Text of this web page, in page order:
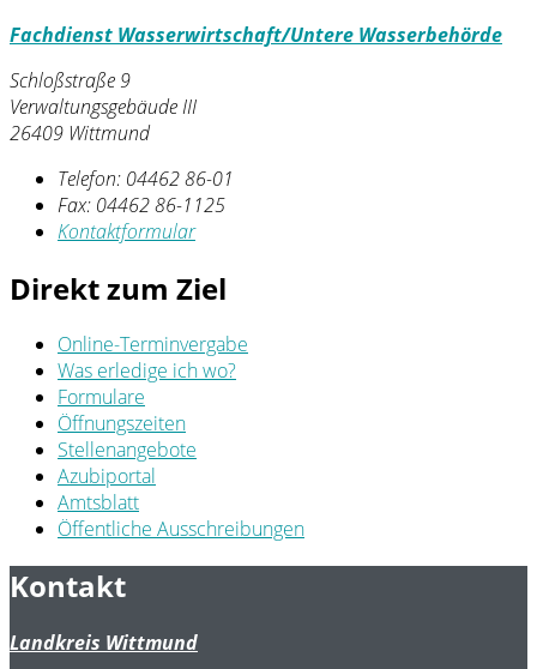
Fachdienst Wasserwirtschaft/Untere Wasserbehörde
Schloßstraße 9
Verwaltungsgebäude III
26409 Wittmund
Telefon: 04462 86-01
Fax: 04462 86-1125
Kontaktformular
Direkt zum Ziel
Online-Terminvergabe
Was erledige ich wo?
Formulare
Öffnungszeiten
Stellenangebote
Azubiportal
Amtsblatt
Öffentliche Ausschreibungen
Kontakt
Landkreis Wittmund